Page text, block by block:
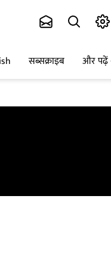
सब्सक्राइब और पढ़ें